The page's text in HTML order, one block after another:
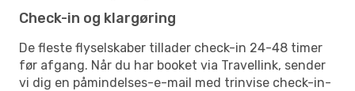
Check-in og klargøring
De fleste flyselskaber tillader check-in 24-48 timer
før afgang. Når du har booket via Travellink, sender
vi dig en påmindelses-e-mail med trinvise check-in-